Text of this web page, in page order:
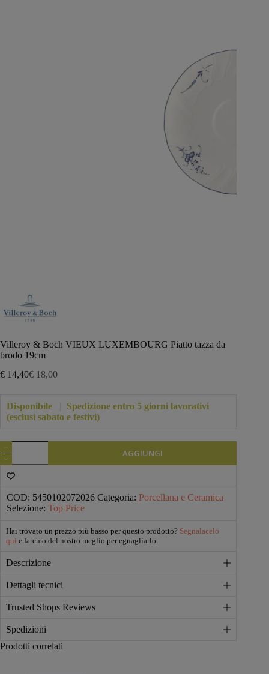
Villeroy & Boch VIEUX LUXEMBOURG Piatto tazza da
brodo 19cm
€ 18,00
Il
originale
era:
€18,00.
€ 14,40Il
attuale
è:
€14,40.
Disponibile
Spedizione entro 5 giorni lavorativi
(esclusi sabato e festivi)
Villeroy
&
Boch
VIEUX
Piatto
tazza
brodo
19cm
quantità
AGGIUNGI
COD: 5450102072026 Categoria: Porcellana e Ceramica
Selezione: Top Price
Hai trovato un prezzo più basso per questo prodotto? Segnalacelo
qui e faremo del nostro meglio per eguagliarlo.
Descrizione
Dettagli tecnici
Trusted Shops Reviews
Spedizioni
Prodotti correlati